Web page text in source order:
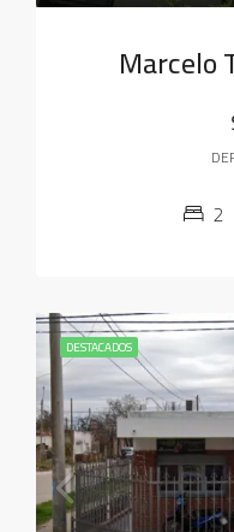
Marcelo
2
DESTACADOS